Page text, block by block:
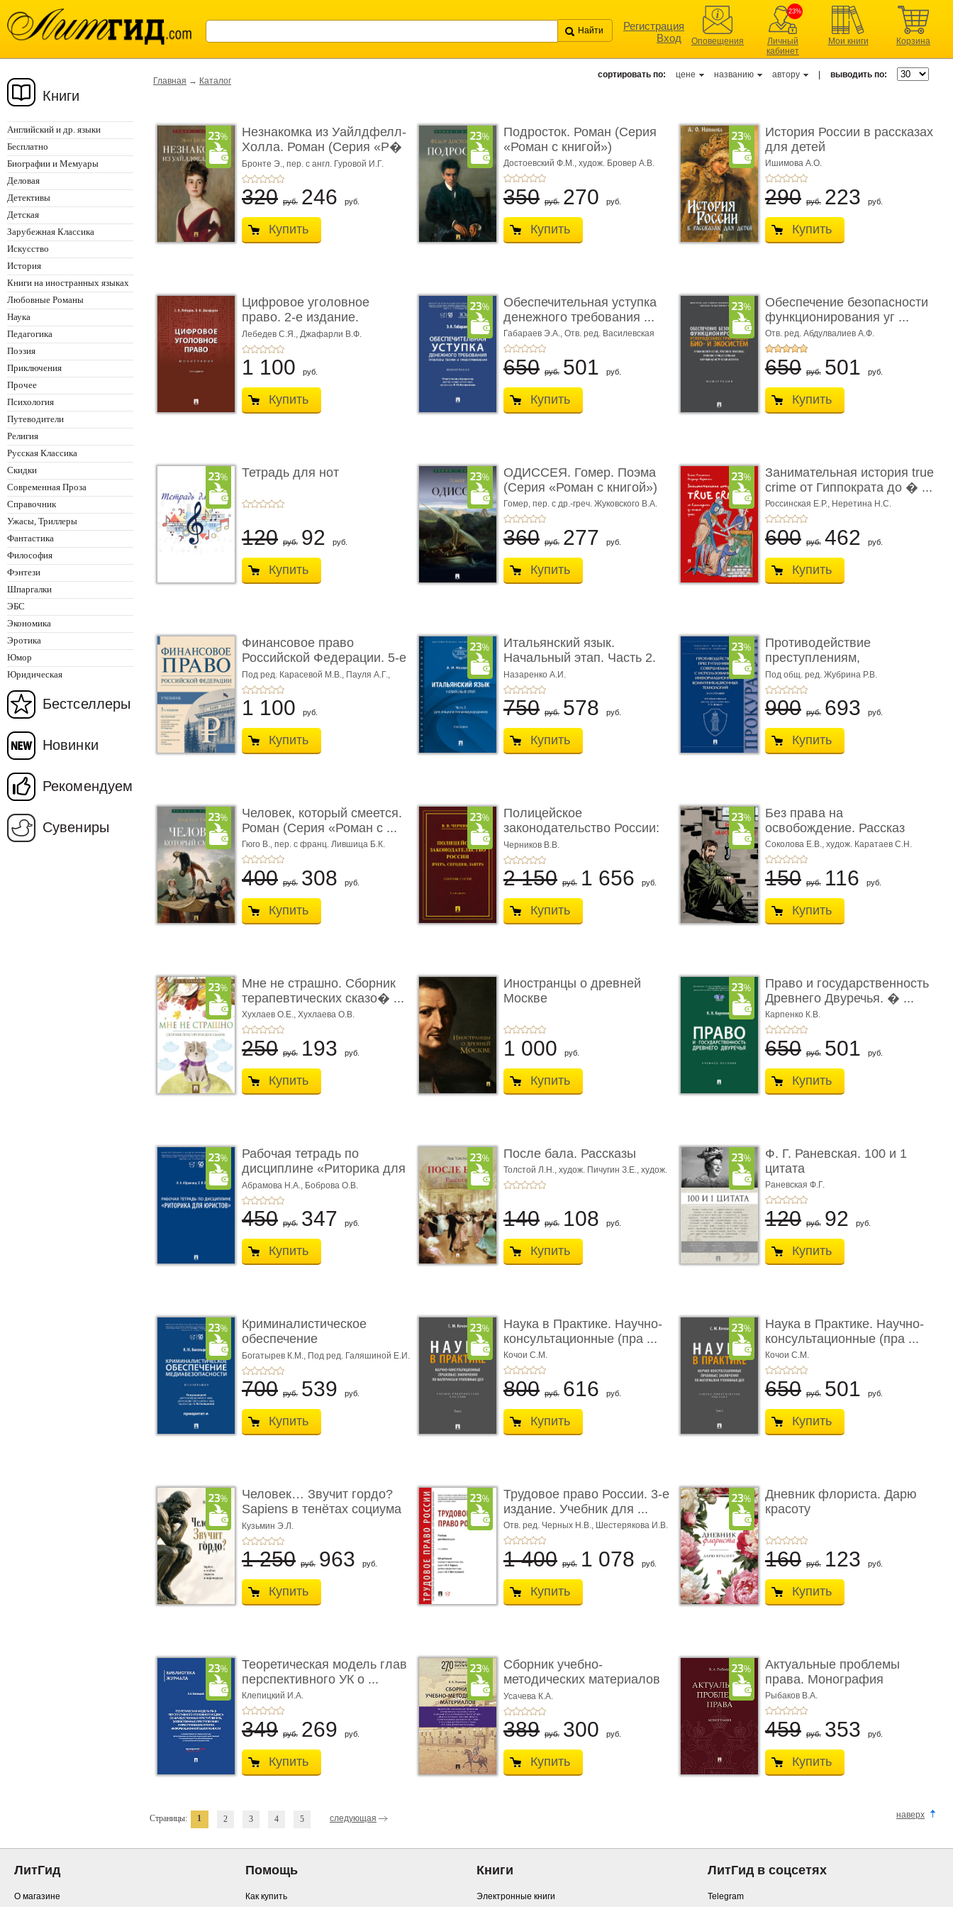
Регистрация
Вход
Оповещения
23%
Личный
кабинет
Мои книги Корзина
Книги
Английский и др. языки
Бесплатно
Биографии и Мемуары
Деловая
Детективы
Детская
Зарубежная Классика
Искусство
История
Книги на иностранных языках
Любовные Романы
Наука
Педагогика
Поэзия
Приключения
Прочее
Психология
Путеводители
Религия
Русская Классика
Скидки
Современная Проза
Справочник
Ужасы, Триллеры
Фантастика
Философия
Фэнтези
Шпаргалки
ЭБС
Экономика
Эротика
Юмор
Юридическая
Бестселлеры
Новинки
Рекомендуем
Сувениры
Главная → Каталог
сортировать по: цене названию автору выводить по:
Незнакомка из Уайлдфелл-
Холла. Роман (Серия «Р�
...
Бронте Э., пер. с англ. Гуровой И.Г.
320 руб. 246 руб.
Купить
Подросток. Роман (Серия
«Роман с книгой»)
Достоевский Ф.М., худож. Бровер А.В.
350 руб. 270 руб.
Купить
История России в рассказах
для детей
Ишимова А.О.
290 руб. 223 руб.
Купить
Цифровое уголовное
право. 2-е издание.
Монограф ...
Лебедев С.Я., Джафарли В.Ф.
1 100 руб.
Купить
Обеспечительная уступка
денежного требования ...
Габараев Э.А., Отв. ред. Василевская
Л.Ю.,вступ. сл. Каретина М.Г.
650 руб. 501 руб.
Купить
Обеспечение безопасности
функционирования уг ...
Отв. ред. Абдулвалиев А.Ф.
650 руб. 501 руб.
Купить
Тетрадь для нот
120 руб. 92 руб.
Купить
ОДИССЕЯ. Гомер. Поэма
(Серия «Роман с книгой»)
Гомер, пер. с др.-греч. Жуковского В.А.
360 руб. 277 руб.
Купить
Занимательная история true
crime от Гиппократа до � ...
Россинская Е.Р., Неретина Н.С.
600 руб. 462 руб.
Купить
Финансовое право
Российской Федерации. 5-е
изд� ...
Под ред. Карасевой М.В., Пауля А.Г.,
Красюкова А.В.
1 100 руб.
Купить
Итальянский язык.
Начальный этап. Часть 2.
Учеб� ...
Назаренко А.И.
750 руб. 578 руб.
Купить
Противодействие
преступлениям,
совершаемым с ...
Под общ. ред. Жубрина Р.В.
900 руб. 693 руб.
Купить
Человек, который смеется.
Роман (Серия «Роман с ...
Гюго В., пер. с франц. Лившица Б.К.
400 руб. 308 руб.
Купить
Полицейское
законодательство России:
вчера, с� ...
Черников В.В.
2 150 руб. 1 656 руб.
Купить
Без права на
освобождение. Рассказ
Соколова Е.В., худож. Каратаев С.Н.
150 руб. 116 руб.
Купить
Мне не страшно. Сборник
терапевтических сказо� ...
Хухлаев О.Е., Хухлаева О.В.
250 руб. 193 руб.
Купить
Иностранцы о древней
Москве
1 000 руб.
Купить
Право и государственность
Древнего Двуречья. � ...
Карпенко К.В.
650 руб. 501 руб.
Купить
Рабочая тетрадь по
дисциплине «Риторика для
ю� ...
Абрамова Н.А., Боброва О.В.
450 руб. 347 руб.
Купить
После бала. Рассказы
Толстой Л.Н., худож. Пичугин З.Е., худож.
Лебедев А.И.,
140 руб. 108 руб.
Купить
Ф. Г. Раневская. 100 и 1
цитата
Раневская Ф.Г.
120 руб. 92 руб.
Купить
Криминалистическое
обеспечение
медиабезопас� ...
Богатырев К.М., Под ред. Галяшиной Е.И.
700 руб. 539 руб.
Купить
Наука в Практике. Научно-
консультационные (пра ...
Кочои С.М.
800 руб. 616 руб.
Купить
Наука в Практике. Научно-
консультационные (пра ...
Кочои С.М.
650 руб. 501 руб.
Купить
Человек… Звучит гордо?
Sapiens в тенётах социума
� ...
Кузьмин Э.Л.
1 250 руб. 963 руб.
Купить
Трудовое право России. 3-е
издание. Учебник для ...
Отв. ред. Черных Н.В., Шестерякова И.В.
1 400 руб. 1 078 руб.
Купить
Дневник флориста. Дарю
красоту
160 руб. 123 руб.
Купить
Теоретическая модель глав
перспективного УК о ...
Клепицкий И.А.
349 руб. 269 руб.
Купить
Сборник учебно-
методических материалов
по кур ...
Усачева К.А.
389 руб. 300 руб.
Купить
Актуальные проблемы
права. Монография
Рыбаков В.А.
459 руб. 353 руб.
Купить
Страницы: 1 2 3 4 5 следующая наверх
ЛитГид
О магазине
Помощь
Как купить
Книги
Электронные книги
ЛитГид в соцсетях
Telegram